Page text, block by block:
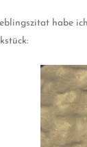
habe